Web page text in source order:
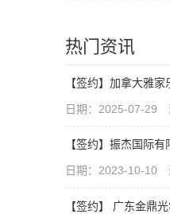
热门资讯
【签约】加拿大雅
日期：2025-07-29
【签约】振杰国际
日期：2023-10-10
【签约】 广东金鼎